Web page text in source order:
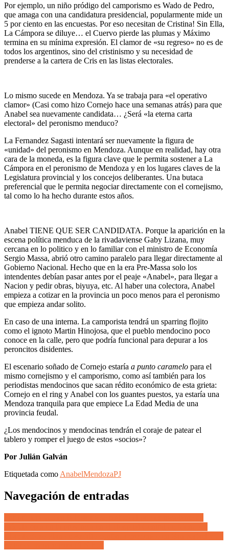
Por ejemplo, un niño pródigo del camporismo es Wado de Pedro,
que amaga con una candidatura presidencial, popularmente mide un
5 por ciento en las encuestas. Por eso necesitan de Cristina! Sin Ella,
La Cámpora se diluye… el Cuervo pierde las plumas y Máximo
termina en su mínima expresión. El clamor de «su regreso» no es de
todos los argentinos, sino del cristinismo y su necesidad de
prenderse a la cartera de Cris en las listas electorales.
Lo mismo sucede en Mendoza. Ya se trabaja para «el operativo
clamor» (Casi como hizo Cornejo hace una semanas atrás) para que
Anabel sea nuevamente candidata… ¿Será «la eterna carta
electoral» del peronismo menduco?
La Fernandez Sagasti intentará ser nuevamente la figura de
«unidad» del peronismo en Mendoza. Aunque en realidad, hay otra
cara de la moneda, es la figura clave que le permita sostener a La
Cámpora en el peronismo de Mendoza y en los lugares claves de la
Legislatura provincial y los concejos deliberantes. Una butaca
preferencial que le permita negociar directamente con el cornejismo,
tal como lo ha hecho durante estos años.
Anabel TIENE QUE SER CANDIDATA. Porque la aparición en la
escena política menduca de la rivadaviense Gaby Lizana, muy
cercana en lo politico y en lo familiar con el ministro de Economía
Sergio Massa, abrió otro camino paralelo para llegar directamente al
Gobierno Nacional. Hecho que en la era Pre-Massa solo los
intendentes debían pasar antes por el peaje «Anabel», para llegar a
Nacion y pedir obras, biyuya, etc. Al haber una colectora, Anabel
empieza a cotizar en la provincia un poco menos para el peronismo
que empieza andar solito.
En caso de una interna. La camporista tendrá un sparring flojito
como el ignoto Martin Hinojosa, que el pueblo mendocino poco
conoce en la calle, pero que podría funcional para depurar a los
peroncitos disidentes.
El escenario soñado de Cornejo estaría a punto caramelo para el
mismo cornejismo y el camporismo, como así también para los
periodistas mendocinos que sacan rédito económico de esta grieta:
Cornejo en el ring y Anabel con los guantes puestos, ya estaría una
Mendoza tranquila para que empiece La Edad Media de una
provincia feudal.
¿Los mendocinos y mendocinas tendrán el coraje de patear el
tablero y romper el juego de estos «socios»?
Por Julián Galván
Etiquetada como AnabelMendozaPJ
Navegación de entradas